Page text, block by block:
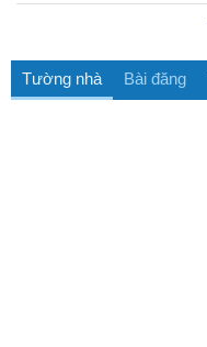
Tường nhà Bài đăng